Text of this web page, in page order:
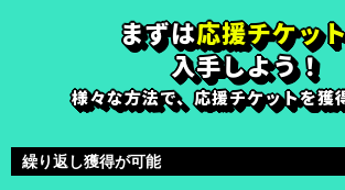
まずは応援チケッ
入手しよう！
様々な方法で、応援チケットを獲
繰り返し獲得が可能